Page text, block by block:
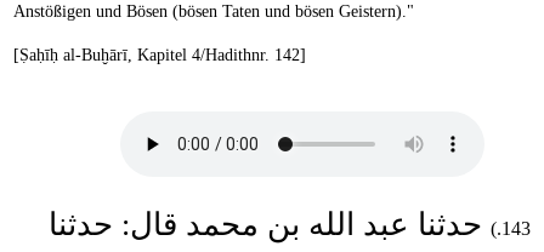
Anstößigen und Bösen (bösen Taten und bösen Geistern)."
[Ṣaḥīḥ al-Buḫārī, Kapitel 4/Hadithnr. 142]
143.)
حدثنا عبد الله بن محمد قال: حدثنا